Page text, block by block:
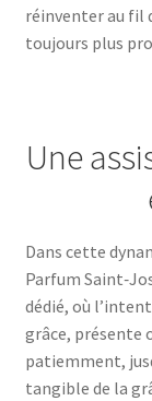
réinventer au fil
toujours plus
Une
Dans cette
Parfum
dédié, où
grâce, présente
patiemment,
tangible de la